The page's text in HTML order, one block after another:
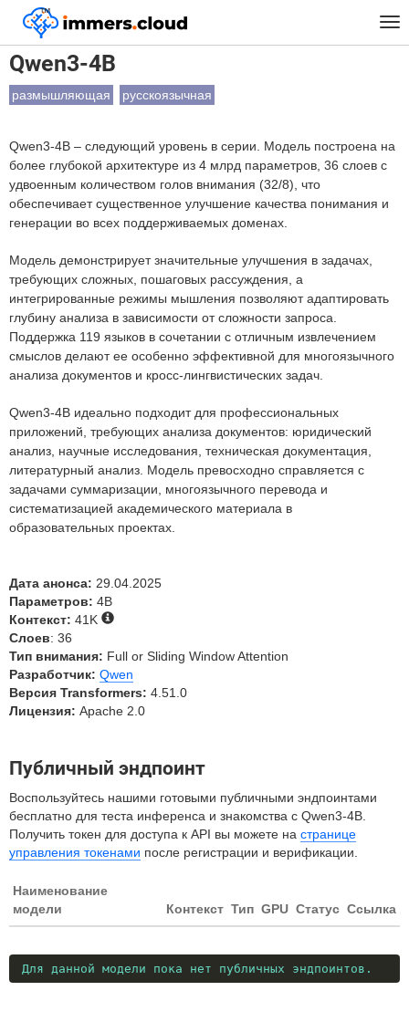
™
Главная Модели Qwen3-4B
Qwen3-4B
размышляющая русскоязычная
Qwen3-4B – следующий уровень в серии. Модель построена на
более глубокой архитектуре из 4 млрд параметров, 36 слоев с
удвоенным количеством голов внимания (32/8), что
обеспечивает существенное улучшение качества понимания и
генерации во всех поддерживаемых доменах.
Модель демонстрирует значительные улучшения в задачах,
требующих сложных, пошаговых рассуждения, а
интегрированные режимы мышления позволяют адаптировать
глубину анализа в зависимости от сложности запроса.
Поддержка 119 языков в сочетании с отличным извлечением
смыслов делают ее особенно эффективной для многоязычного
анализа документов и кросс-лингвистических задач.
Qwen3-4B идеально подходит для профессиональных
приложений, требующих анализа документов: юридический
анализ, научные исследования, техническая документация,
литературный анализ. Модель превосходно справляется с
задачами суммаризации, многоязычного перевода и
систематизацией академического материала в
образовательных проектах.
Дата анонса: 29.04.2025
Параметров: 4B
Контекст: 41K
Слоев: 36
Тип внимания: Full or Sliding Window Attention
Разработчик: Qwen
Версия Transformers: 4.51.0
Лицензия: Apache 2.0
Публичный эндпоинт
Воспользуйтесь нашими готовыми публичными эндпоинтами
бесплатно для теста инференса и знакомства с Qwen3-4B.
Получить токен для доступа к API вы можете на странице
управления токенами после регистрации и верификации.
Наименование
модели
Контекст Тип GPU Статус Ссылка
Для данной модели пока нет публичных эндпоинтов.